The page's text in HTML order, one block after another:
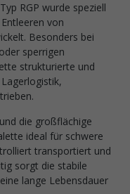
RGP wurde speziell
von
Besonders bei
sperrigen
strukturierte und
die großflächige
ideal für schwere
transportiert und
sorgt die stabile
lange Lebensdauer